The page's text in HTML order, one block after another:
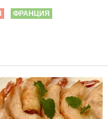
ФРАНЦИЯ